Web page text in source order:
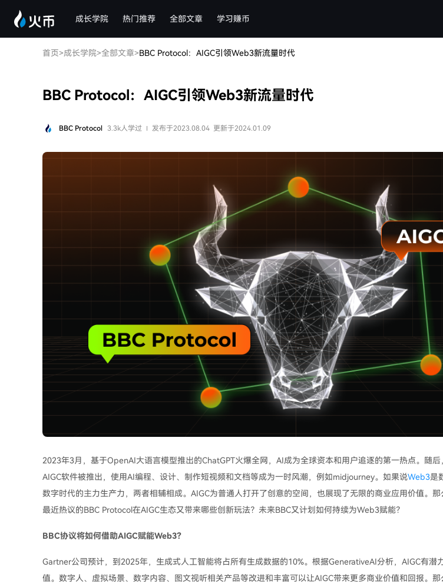
成长学院 热门推荐 全部文章 学习赚币
首页>成长学院>全部文章>BBC Protocol：AIGC引领Web3新流量时代
BBC Protocol：AIGC引领Web3新流量时代
BBC Protocol 3.3k人学过 发布于2023.08.04 更新于2024.01.09
2023年3月，基于OpenAI大语言模型推出的ChatGPT火爆全网，AI成为全球资本和用户追逐的第一热点。随后
AIGC软件被推出，使用AI编程、设计、制作短视频和文档等成为一时风潮，例如midjourney。如果说Web3是
数字时代的主力生产力，两者相辅相成。AIGC为普通人打开了创意的空间，也展现了无限的商业应用价值。那
最近热议的BBC Protocol在AIGC生态又带来哪些创新玩法？未来BBC又计划如何持续为Web3赋能？
BBC协议将如何借助AIGC赋能Web3？
Gartner公司预计，到2025年，生成式人工智能将占所有生成数据的10%。根据GenerativeAI分析，AIGC有潜
值。数字人、虚拟场景、数字内容、图文视听相关产品等改进和丰富可以让AIGC带来更多商业价值和回报。